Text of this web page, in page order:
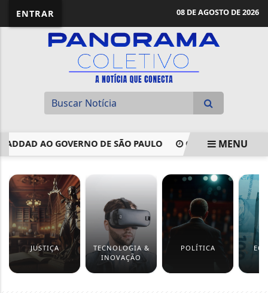
ENTRAR 08 DE AGOSTO DE 2026
AO GOVERNO DE SÃO PAULO COMISSÃO APROVA
MENU
JUSTIÇA
TECNOLOGIA &
INOVAÇÃO
POLÍTICA